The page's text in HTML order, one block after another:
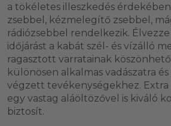
a tökéletes illeszkedés
zsebbel, kézmelegítő zsebbel,
rádiózsebbel rendelkezik.
időjárást a kabát szél- és vízálló
ragasztott varratainak
különösen alkalmas vadászatra
végzett tevékenységekhez.
egy vastag aláöltözővel is kiváló
biztosít.